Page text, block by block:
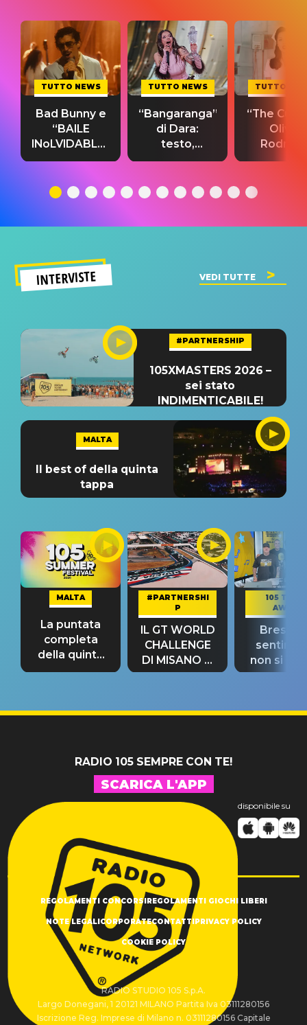
TUTTO NEWS
Bad Bunny e
“BAILE
INoLVIDABLE”:
testo,
significato
TUTTO NEWS
“Bangaranga”
di Dara:
testo,
traduzione e
del singolo
TUTTO
“The
Olivia
testo,
INTERVISTE VEDI TUTTE
#PARTNERSHIP
105XMASTERS 2026 –
sei stato
INDIMENTICABILE!
MALTA
Il best of della quinta
tappa
MALTA
La puntata
completa
della quinta
tappa
#PARTNERSHI
P
IL GT WORLD
CHALLENGE
DI MISANO si
riconferma
105 TAKE
AWAY
Bresh:
non si
fino alla
RADIO 105 SEMPRE CON TE!
SCARICA L'APP
disponibile su
REGOLAMENTI CONCORSIREGOLAMENTI GIOCHI LIBERI
NOTE LEGALICORPORATECONTATTIPRIVACY POLICY
COOKIE POLICY
RADIO STUDIO 105 S.p.A.
Largo Donegani, 1 20121 MILANO Partita Iva 03111280156
Iscrizione Reg. Imprese di Milano n. 03111280156 Capitale